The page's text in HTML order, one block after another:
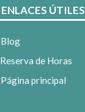
ÚTILES
de Horas
principal